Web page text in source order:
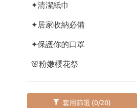
✦清潔紙巾
✦居家收納必備
✦保護你的口罩
🌸粉嫩櫻花祭
套用篩選 (0/20)